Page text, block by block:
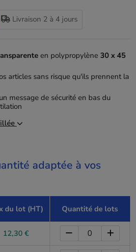
Livraison 2 à 4 jours
en polypropylène 30 x 45
articles sans risque qu'ils prennent la
message de sécurité en bas du
adaptée à vos
du lot (HT) Quantité de lots
12,30 €